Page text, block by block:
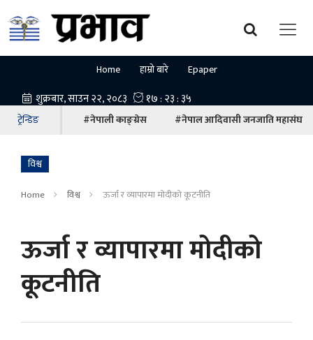
Home हाम्रो बारे Epaper
ट्रेन्डिङ #नेपाली काङ्ग्रेस #नेपाल आदिवासी जनजाति महासंघ
विश्व
Home विश्व ऊर्जा र व्यापारमा मोदीको कूटनीति
ऊर्जा र व्यापारमा मोदीको
कूटनीति